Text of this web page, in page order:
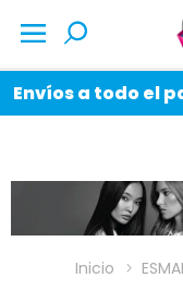
Envíos a todo el
Inicio